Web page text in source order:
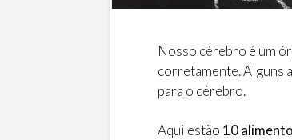
Nosso cérebro é um
corretamente. Alguns
para o cérebro.
Aqui estão 10